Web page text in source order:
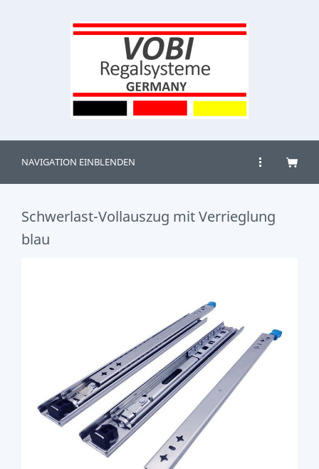
NAVIGATION EINBLENDEN
Schwerlast-Vollauszug mit Verrieglung
blau